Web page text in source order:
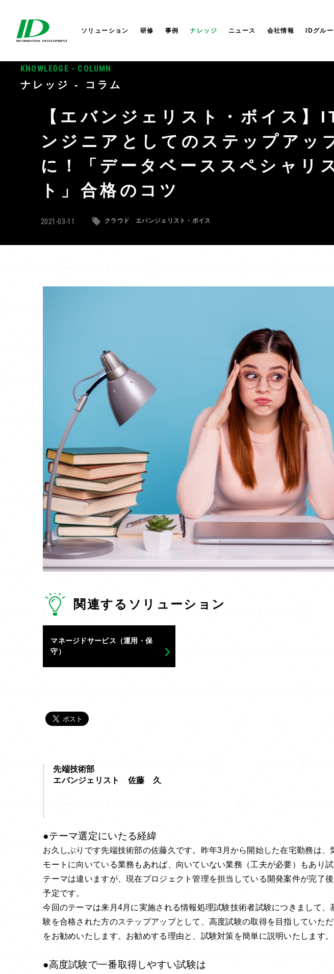
ソリューション 研修 事例 ナレッジ ニュース 会社情報 IDグル
研修サービス
ITIL®4リーダー DITS コラム お役立ち資料ダウンロー
コーポレートガバナンス
IDシンガポール
ナレッジ - コラム 【エバンジェリスト・ボイス】ITエンジニアとしてのステップアップに！
KNOWLEDGE - COLUMN
ナレッジ - コラム
【エバンジェリスト・ボイス】
ンジニアとしてのステップアッ
に！「データベーススペシャリ
ト」合格のコツ
2021-03-11 クラウド エバンジェリスト・ボイス
関連するソリューション
マネージドサービス（運用・保
守）
先端技術部
エバンジェリスト 佐藤 久
●テーマ選定にいたる経緯
お久しぶりです先端技術部の佐藤久です。昨年3月から開始した在宅勤務は、
モートに向いている業務もあれば、向いていない業務（工夫が必要）もあり
テーマは違いますが、現在プロジェクト管理を担当している開発案件が完了
予定です。
今回のテーマは来月4月に実施される情報処理試験技術者試験につきまして
験を合格された方のステップアップとして、高度試験の取得を目指していた
をお勧めいたします。お勧めする理由と、試験対策を簡単に説明いたします。
●高度試験で一番取得しやすい試験は